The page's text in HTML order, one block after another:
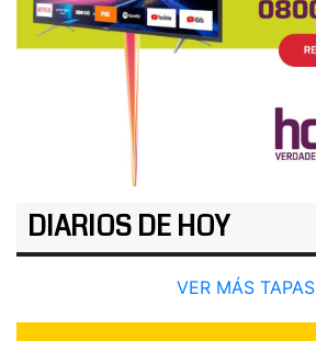
DIARIOS DE HOY
VER MÁS TAPAS